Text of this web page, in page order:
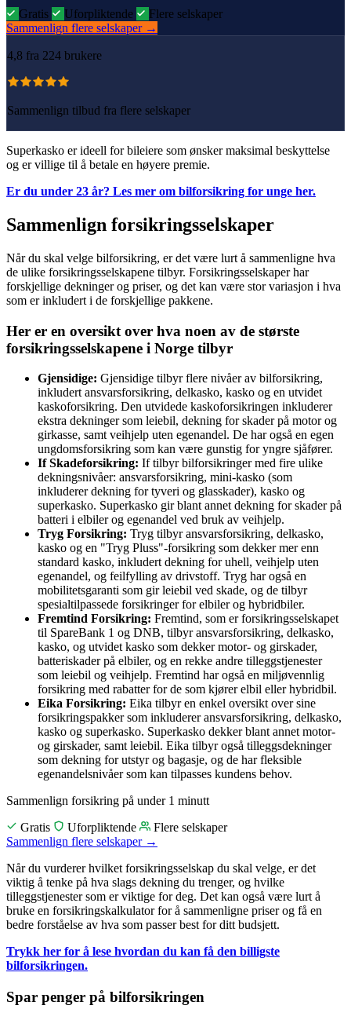
Gratis Uforpliktende
Flere selskaper
Sammenlign flere selskaper →
4,8 fra 224 brukere
Sammenlign tilbud fra flere selskaper
Superkasko er ideell for bileiere som ønsker maksimal beskyttelse
og er villige til å betale en høyere premie.
Er du under 23 år? Les mer om bilforsikring for unge her.
Sammenlign forsikringsselskaper
Når du skal velge bilforsikring, er det være lurt å sammenligne hva
de ulike forsikringsselskapene tilbyr. Forsikringsselskaper har
forskjellige dekninger og priser, og det kan være stor variasjon i hva
som er inkludert i de forskjellige pakkene.
Her er en oversikt over hva noen av de største
forsikringsselskapene i Norge tilbyr
Gjensidige: Gjensidige tilbyr flere nivåer av bilforsikring,
inkludert ansvarsforsikring, delkasko, kasko og en utvidet
kaskoforsikring. Den utvidede kaskoforsikringen inkluderer
ekstra dekninger som leiebil, dekning for skader på motor og
girkasse, samt veihjelp uten egenandel. De har også en egen
ungdomsforsikring som kan være gunstig for yngre sjåfører.
If Skadeforsikring: If tilbyr bilforsikringer med fire ulike
dekningsnivåer: ansvarsforsikring, mini-kasko (som
inkluderer dekning for tyveri og glasskader), kasko og
superkasko. Superkasko gir blant annet dekning for skader på
batteri i elbiler og egenandel ved bruk av veihjelp.
Tryg Forsikring: Tryg tilbyr ansvarsforsikring, delkasko,
kasko og en "Tryg Pluss"-forsikring som dekker mer enn
standard kasko, inkludert dekning for uhell, veihjelp uten
egenandel, og feilfylling av drivstoff. Tryg har også en
mobilitetsgaranti som gir leiebil ved skade, og de tilbyr
spesialtilpassede forsikringer for elbiler og hybridbiler.
Fremtind Forsikring: Fremtind, som er forsikringsselskapet
til SpareBank 1 og DNB, tilbyr ansvarsforsikring, delkasko,
kasko, og utvidet kasko som dekker motor- og girskader,
batteriskader på elbiler, og en rekke andre tilleggstjenester
som leiebil og veihjelp. Fremtind har også en miljøvennlig
forsikring med rabatter for de som kjører elbil eller hybridbil.
Eika Forsikring: Eika tilbyr en enkel oversikt over sine
forsikringspakker som inkluderer ansvarsforsikring, delkasko,
kasko og superkasko. Superkasko dekker blant annet motor-
og girskader, samt leiebil. Eika tilbyr også tilleggsdekninger
som dekning for utstyr og bagasje, og de har fleksible
egenandelsnivåer som kan tilpasses kundens behov.
Sammenlign forsikring på under 1 minutt
Gratis
Uforpliktende
Flere selskaper
Sammenlign flere selskaper →
Når du vurderer hvilket forsikringsselskap du skal velge, er det
viktig å tenke på hva slags dekning du trenger, og hvilke
tilleggstjenester som er viktige for deg. Det kan også være lurt å
bruke en forsikringskalkulator for å sammenligne priser og få en
bedre forståelse av hva som passer best for ditt budsjett.
Trykk her for å lese hvordan du kan få den billigste
bilforsikringen.
Spar penger på bilforsikringen